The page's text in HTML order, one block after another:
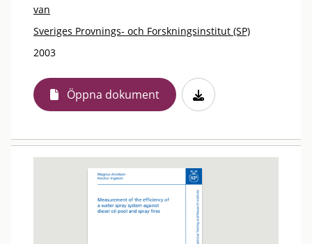
van
Sveriges Provnings- och Forskningsinstitut (SP)
2003
Öppna dokument